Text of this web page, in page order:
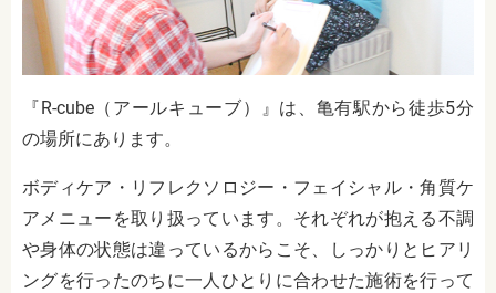
『R-cube（アールキューブ）』は、亀有駅から徒歩5分
の場所にあります。
ボディケア・リフレクソロジー・フェイシャル・角質ケ
アメニューを取り扱っています。それぞれが抱える不調
や身体の状態は違っているからこそ、しっかりとヒアリ
ングを行ったのちに一人ひとりに合わせた施術を行って